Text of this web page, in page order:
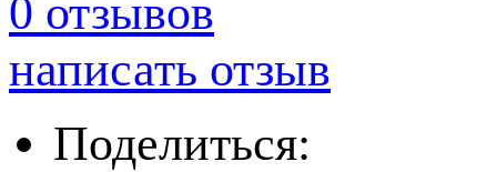
0 отзывов
написать отзыв
Поделиться: